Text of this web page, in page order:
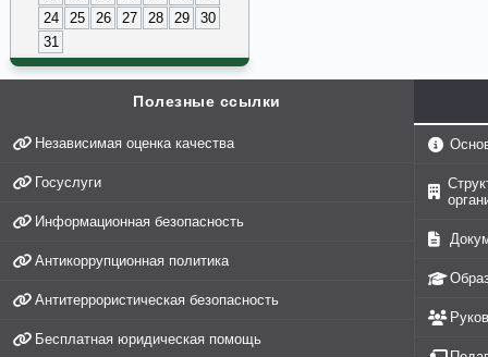
24
25 26 27 28 29
30
31
Полезные ссылки
Независимая оценка качества
Госуслуги
Информационная безопасность
Антикоррупционная политика
Антитеррористическая безопасность
Бесплатная юридическая помощь